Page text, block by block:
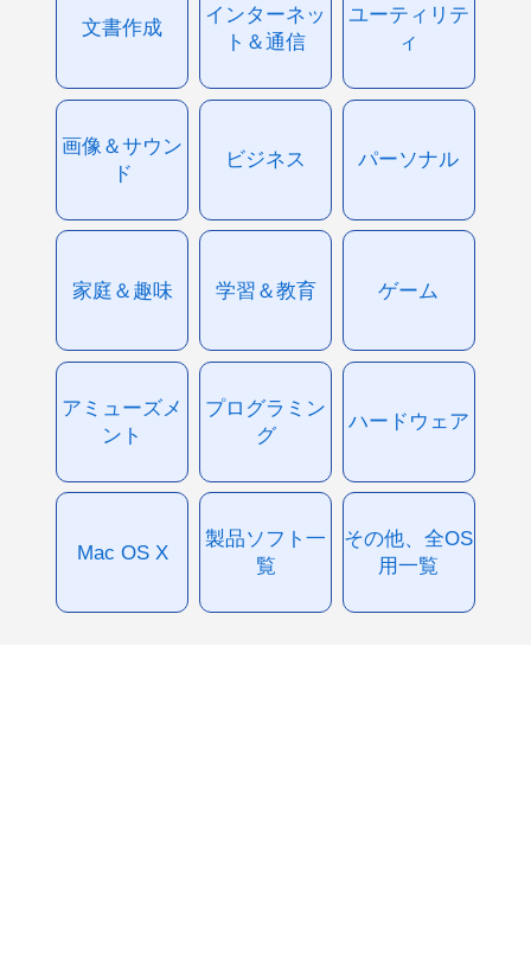
文書作成
インターネッ
ト＆通信
ユーティリテ
ィ
画像＆サウン
ド
ビジネス パーソナル
家庭＆趣味 学習＆教育 ゲーム
アミューズメ
ント
プログラミン
グ
ハードウェア
Mac OS X
製品ソフト一
覧
その他、全OS
用一覧